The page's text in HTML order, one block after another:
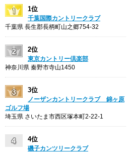
1位
千葉国際カントリークラブ
千葉県 長生郡長柄町山之郷754-32
2位
東京カントリー倶楽部
神奈川県 秦野市寺山1450
3位
ノーザンカントリークラブ 錦ヶ原
ゴルフ場
埼玉県 さいたま市西区塚本町2-22-1
4位
磯子カンツリークラブ